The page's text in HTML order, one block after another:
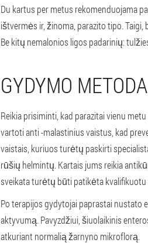
Du kartus per metus rekomenduojama
ištvermės ir, žinoma, parazito tipo.
Be kitų nemalonios ligos padarinių:
GYDYMO
Reikia prisiminti, kad parazitai vienu
vartoti anti -malastinius vaistus, kad
vaistais, kuriuos turėtų paskirti
rūšių helmintų. Kartais jums reikia
sveikata turėtų būti patikėta
Po terapijos gydytojai paprastai
aktyvumą. Pavyzdžiui, šiuolaikinis
atkuriant normalią žarnyno mikroflorą.